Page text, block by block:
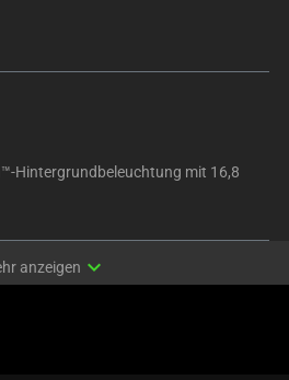
Hintergrundbeleuchtung mit 16,8
anzeigen expand_more